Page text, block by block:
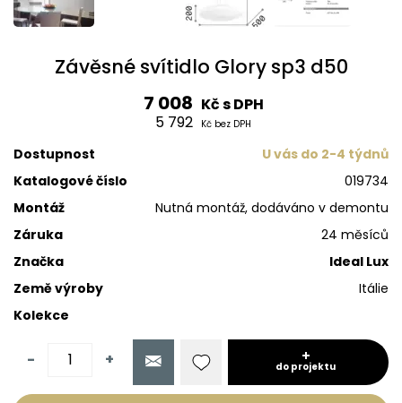
Závěsné svítidlo Glory sp3 d50
7 008 Kč s DPH
5 792
Kč bez DPH
Dostupnost
U vás do 2-4 týdnů
Katalogové číslo
019734
Montáž
Nutná montáž, dodáváno v demontu
Záruka
24 měsíců
Značka
Ideal Lux
Země výroby
Itálie
Kolekce
- + do projektu